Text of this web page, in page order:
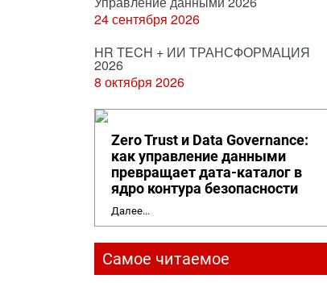
24 сентября 2026
HR TECH + ИИ ТРАНСФОРМАЦИЯ
2026
8 октября 2026
Zero Trust и Data Governance:
как управление данными
превращает дата-каталог в
ядро контура безопасности
Далее...
Самое читаемое